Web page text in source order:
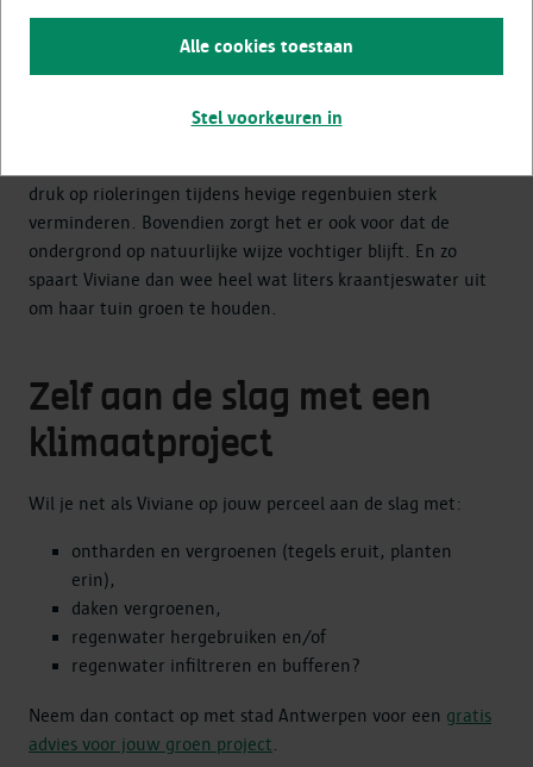
waterverbruik zoals voor het kuisen van de gangen en het
begieten van de tuin, dingen die nu met regenwater
kunnen gebeuren, om je winst duidelijker uit te rekenen.
In de stad zijn er meer dan 100 appartementsgebouwen
druk op rioleringen tijdens hevige regenbuien sterk
verminderen. Bovendien zorgt het er ook voor dat de
ondergrond op natuurlijke wijze vochtiger blijft. En zo
spaart Viviane dan wee heel wat liters kraantjeswater uit
om haar tuin groen te houden.
Zelf aan de slag met een
klimaatproject
Wil je net als Viviane op jouw perceel aan de slag met:
ontharden en vergroenen (tegels eruit, planten
erin),
daken vergroenen,
regenwater hergebruiken en/of
regenwater infiltreren en bufferen?
Neem dan contact op met stad Antwerpen voor een gratis
advies voor jouw groen project.
Alle cookies toestaan
Stel voorkeuren in